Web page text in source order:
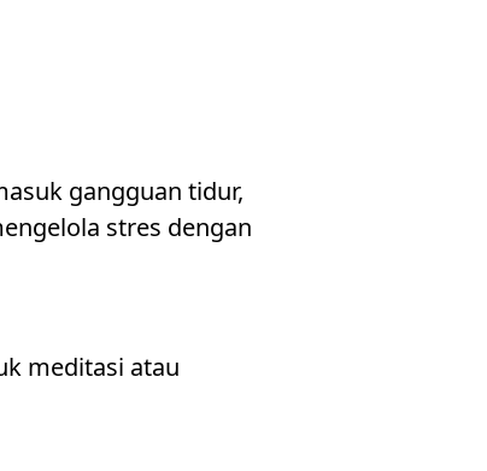
gangguan tidur,
stres dengan
meditasi atau